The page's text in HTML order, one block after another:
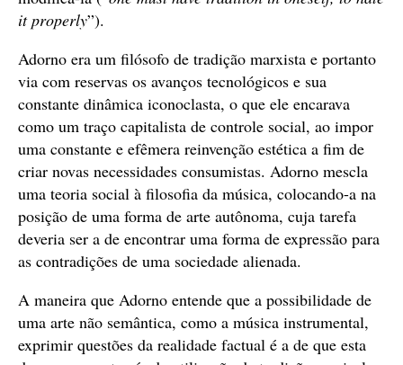
it properly”).
Adorno era um filósofo de tradição marxista e portanto
via com reservas os avanços tecnológicos e sua
constante dinâmica iconoclasta, o que ele encarava
como um traço capitalista de controle social, ao impor
uma constante e efêmera reinvenção estética a fim de
criar novas necessidades consumistas. Adorno mescla
uma teoria social à filosofia da música, colocando-a na
posição de uma forma de arte autônoma, cuja tarefa
deveria ser a de encontrar uma forma de expressão para
as contradições de uma sociedade alienada.
A maneira que Adorno entende que a possibilidade de
uma arte não semântica, como a música instrumental,
exprimir questões da realidade factual é a de que esta